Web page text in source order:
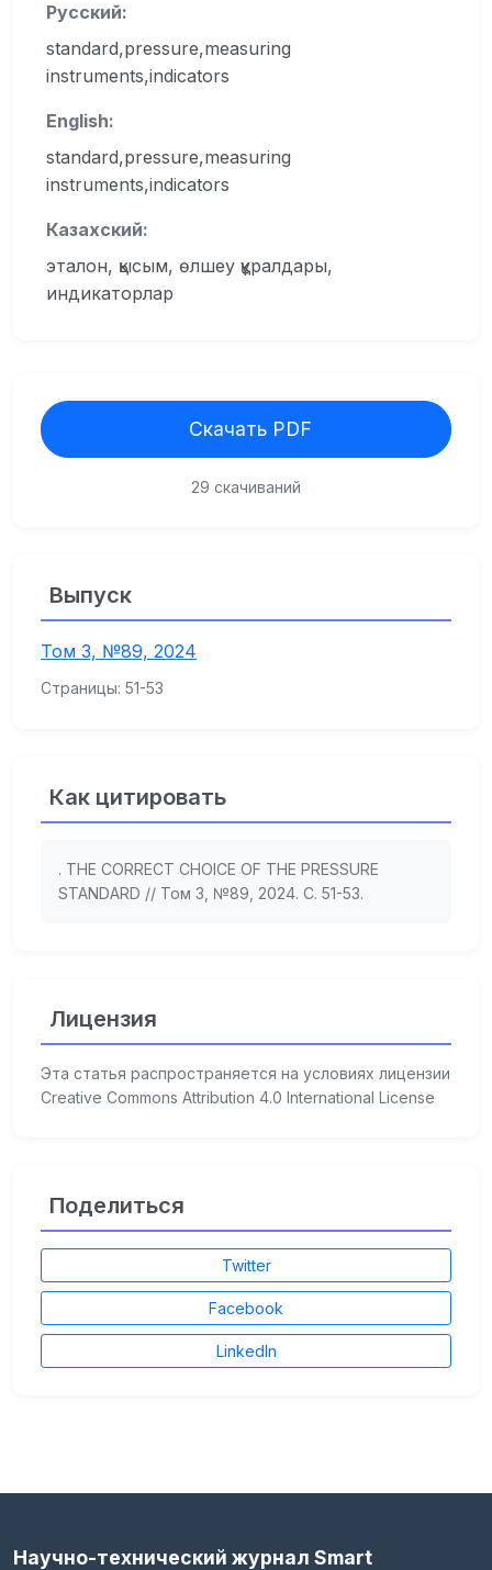
Русский:
standard,pressure,measuring
instruments,indicators
English:
standard,pressure,measuring
instruments,indicators
Казахский:
эталон, қысым, өлшеу құралдары,
индикаторлар
Скачать PDF
29 скачиваний
Выпуск
Том 3, №89, 2024
Страницы: 51-53
Как цитировать
. THE CORRECT CHOICE OF THE PRESSURE
STANDARD // Том 3, №89, 2024. С. 51-53.
Лицензия
Эта статья распространяется на условиях лицензии
Creative Commons Attribution 4.0 International License
Поделиться
Twitter
Facebook
LinkedIn
Научно-технический журнал Smart